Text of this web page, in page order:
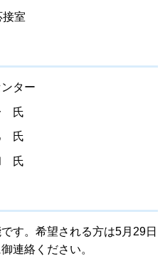
室
ター
氏
氏
氏
す。希望される方は5月29日
連絡ください。